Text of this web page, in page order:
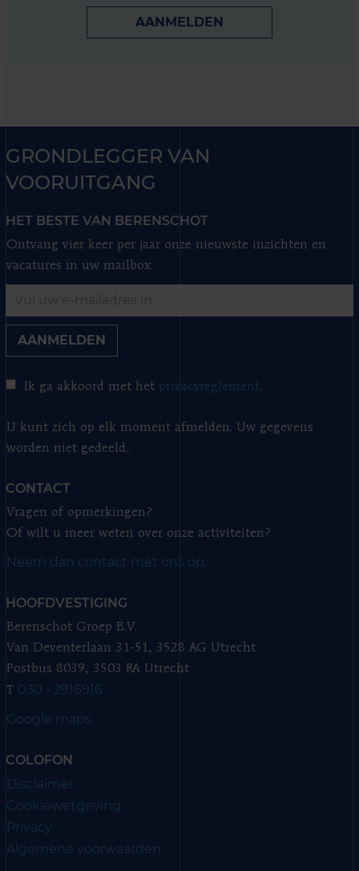
AANMELDEN
GRONDLEGGER VAN
VOORUITGANG
HET BESTE VAN BERENSCHOT
Ontvang vier keer per jaar onze nieuwste inzichten en
vacatures in uw mailbox.
AANMELDEN
Ik ga akkoord met het privacyreglement.
U kunt zich op elk moment afmelden. Uw gegevens
worden niet gedeeld.
CONTACT
Vragen of opmerkingen?
Of wilt u meer weten over onze activiteiten?
Neem dan contact met ons op.
HOOFDVESTIGING
Berenschot Groep B.V.
Van Deventerlaan 31-51, 3528 AG Utrecht
Postbus 8039, 3503 RA Utrecht
T 030 - 2916916
Google maps
COLOFON
Disclaimer
Cookiewetgeving
Privacy
Algemene voorwaarden